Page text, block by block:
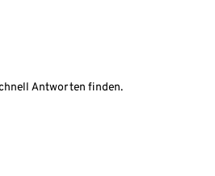
Antworten finden.